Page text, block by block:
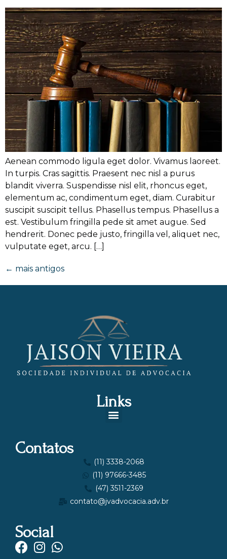
Aenean commodo ligula eget dolor. Vivamus laoreet.
In turpis. Cras sagittis. Praesent nec nisl a purus
blandit viverra. Suspendisse nisl elit, rhoncus eget,
elementum ac, condimentum eget, diam. Curabitur
suscipit suscipit tellus. Phasellus tempus. Phasellus a
est. Vestibulum fringilla pede sit amet augue. Sed
hendrerit. Donec pede justo, fringilla vel, aliquet nec,
vulputate eget, arcu. […]
← mais antigos
Links
Contatos
(11) 3338-2068
(11) 97666-3485
(47) 3511-2369
contato@jvadvocacia.adv.br
Social